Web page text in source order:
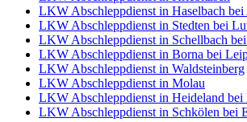
LKW Abschleppdienst in Haselbach
LKW Abschleppdienst in Stedten bei
LKW Abschleppdienst in Schellbach
LKW Abschleppdienst in Borna bei
LKW Abschleppdienst in Waldsteinberg
LKW Abschleppdienst in Molau
LKW Abschleppdienst in Heideland bei
LKW Abschleppdienst in Schkölen bei